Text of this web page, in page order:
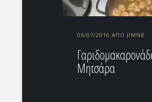
06/07/2010 ΑΠΌ JIMNB
Μητσάρα